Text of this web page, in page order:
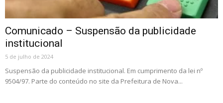
Comunicado – Suspensão da publicidade
institucional
5 de julho de 2024
Suspensão da publicidade institucional. Em cumprimento da lei nº
9504/97. Parte do conteúdo no site da Prefeitura de Nova...